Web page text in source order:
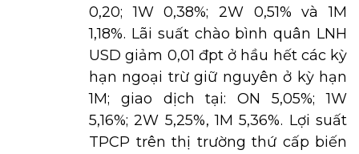
0,20; 1W 0,38%; 2W 0,51% và 1M
1,18%. Lãi suất chào bình quân LNH
USD giảm 0,01 đpt ở hầu hết các kỳ
hạn ngoại trừ giữ nguyên ở kỳ hạn
1M; giao dịch tại: ON 5,05%; 1W
5,16%; 2W 5,25%, 1M 5,36%. Lợi suất
TPCP trên thị trường thứ cấp biến